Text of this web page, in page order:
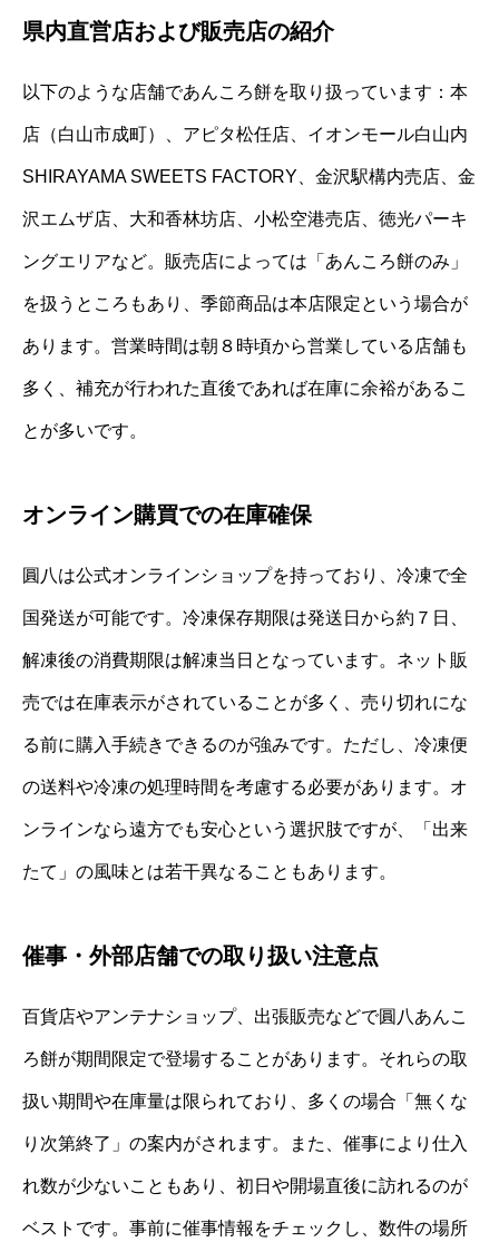
県内直営店および販売店の紹介
以下のような店舗であんころ餅を取り扱っています：本
店（白山市成町）、アピタ松任店、イオンモール白山内
SHIRAYAMA SWEETS FACTORY、金沢駅構内売店、金
沢エムザ店、大和香林坊店、小松空港売店、徳光パーキ
ングエリアなど。販売店によっては「あんころ餅のみ」
を扱うところもあり、季節商品は本店限定という場合が
あります。営業時間は朝８時頃から営業している店舗も
多く、補充が行われた直後であれば在庫に余裕があるこ
とが多いです。
オンライン購買での在庫確保
圓八は公式オンラインショップを持っており、冷凍で全
国発送が可能です。冷凍保存期限は発送日から約７日、
解凍後の消費期限は解凍当日となっています。ネット販
売では在庫表示がされていることが多く、売り切れにな
る前に購入手続きできるのが強みです。ただし、冷凍便
の送料や冷凍の処理時間を考慮する必要があります。オ
ンラインなら遠方でも安心という選択肢ですが、「出来
たて」の風味とは若干異なることもあります。
催事・外部店舗での取り扱い注意点
百貨店やアンテナショップ、出張販売などで圓八あんこ
ろ餅が期間限定で登場することがあります。それらの取
扱い期間や在庫量は限られており、多くの場合「無くな
り次第終了」の案内がされます。また、催事により仕入
れ数が少ないこともあり、初日や開場直後に訪れるのが
ベストです。事前に催事情報をチェックし、数件の場所